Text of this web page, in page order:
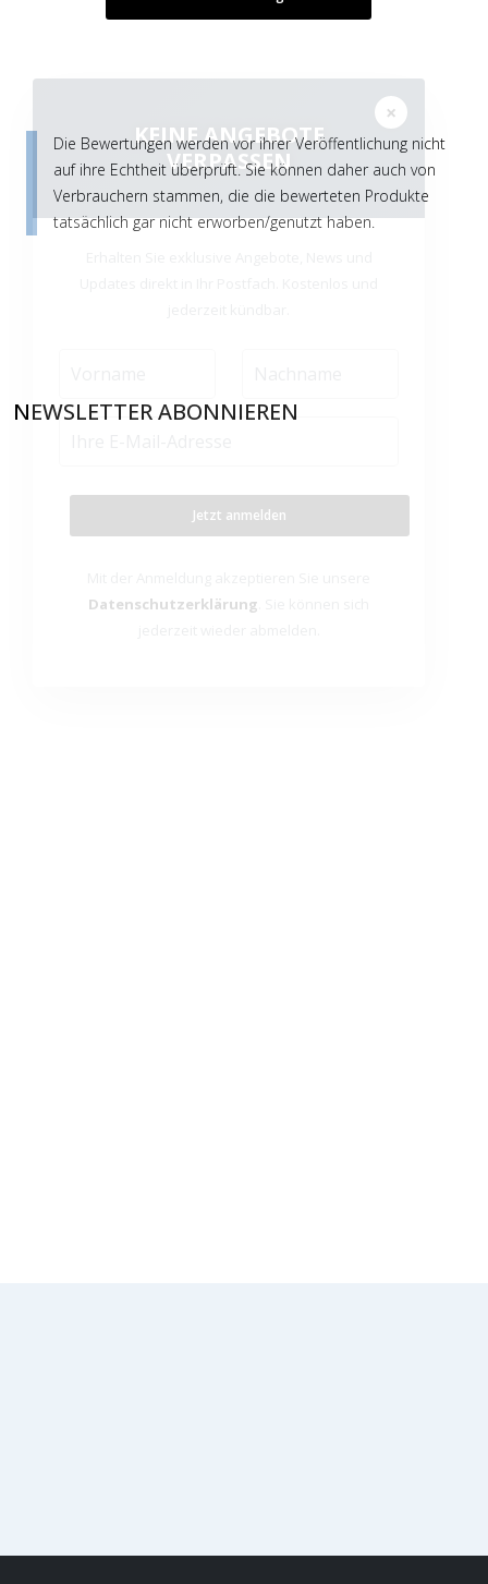
Die Bewertungen werden vor ihrer Veröffentlichung nicht
auf ihre Echtheit überprüft. Sie können daher auch von
Verbrauchern stammen, die die bewerteten Produkte
tatsächlich gar nicht erworben/genutzt haben.
NEWSLETTER ABONNIEREN
×
VERPASSEN
Erhalten Sie exklusive Angebote, News und
jederzeit wieder abmelden.